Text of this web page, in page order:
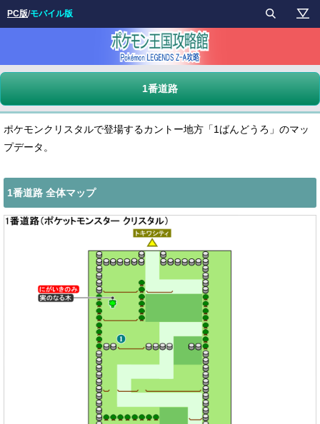
1番道路
ポケモンクリスタルで登場するカントー地方「1ばんどうろ」のマッ
プデータ。
1番道路 全体マップ
PC版/モバイル版